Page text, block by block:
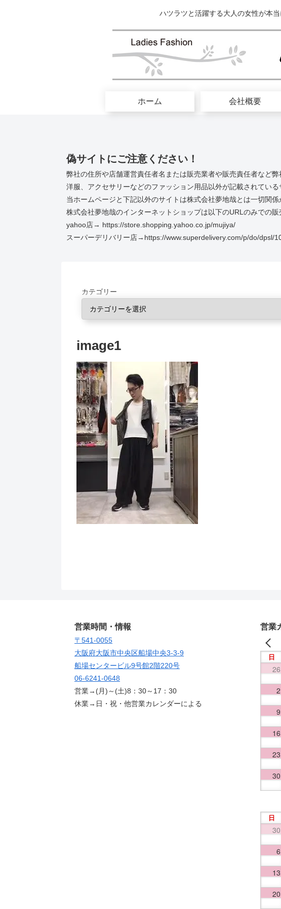
ハツラツと活躍する大人の女性が本
ホーム 会社概要
偽サイトにご注意ください！
弊社の住所や店舗運営責任者名または販売業者や販売責任者など
洋服、アクセサリーなどのファッション用品以外が記載されている
当ホームページと下記以外のサイトは株式会社夢地哉とは一切関係
株式会社夢地哉のインターネットショップは以下のURLのみでの販
yahoo店→ https://store.shopping.yahoo.co.jp/mujiya/
スーパーデリバリー店→https://www.superdelivery.com/p/do/dpsl/
カテゴリー
image1
営業時間・情報
〒541-0055
大阪府大阪市中央区船場中央3-3-9
船場センタービル9号館2階220号
06-6241-0648
営業→(月)～(土)8：30～17：30
休業→日・祝・他営業カレンダーによる
営業
日
26
2
9
16
23
30
日
30
6
13
20